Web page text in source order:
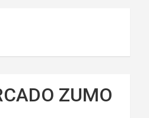
ZUMO